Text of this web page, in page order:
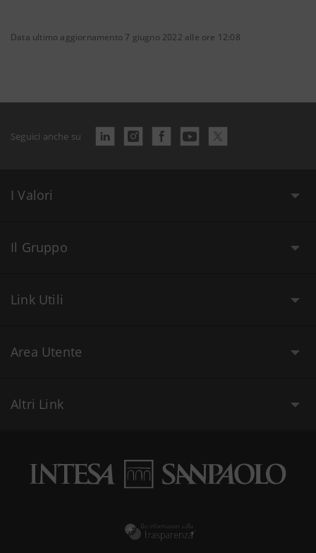
Data ultimo aggiornamento 7 giugno 2022 alle ore 12:08
Seguici anche su
I Valori
Il Gruppo
Link Utili
Area Utente
Altri Link